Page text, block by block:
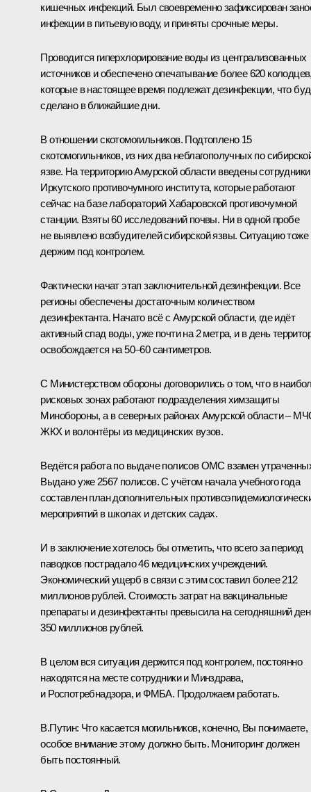
кишечных инфекций. Был своевременно зафиксирован
инфекции в питьевую воду, и приняты срочные меры.
Проводится гиперхлорирование воды из централизованных
источников и обеспечено опечатывание более 620
которые в настоящее время подлежат дезинфекции, что
сделано в ближайшие дни.
В отношении скотомогильников. Подтоплено 15
скотомогильников, из них два неблагополучных по
язве. На территорию Амурской области введены сотрудники
Иркутского противочумного института, которые работают
сейчас на базе лабораторий Хабаровской противочумной
станции. Взяты 60 исследований почвы. Ни в одной пробе
не выявлено возбудителей сибирской язвы. Ситуацию тоже
держим под контролем.
Фактически начат этап заключительной дезинфекции. Все
регионы обеспечены достаточным количеством
дезинфектанта. Начато всё с Амурской области, где идёт
активный спад воды, уже почти на 2 метра, и в день
освобождается на 50–60 сантиметров.
С Министерством обороны договорились о том, что в
рисковых зонах работают подразделения химзащиты
Минобороны, а в северных районах Амурской области –
ЖКХ и волонтёры из медицинских вузов.
Ведётся работа по выдаче полисов ОМС взамен
Выдано уже 2567 полисов. С учётом начала учебного года
составлен план дополнительных
мероприятий в школах и детских садах.
И в заключение хотелось бы отметить, что всего за период
паводков пострадало 46 медицинских учреждений.
Экономический ущерб в связи с этим составил более 212
миллионов рублей. Стоимость затрат на вакцинальные
препараты и дезинфектанты превысила на сегодняшний
350 миллионов рублей.
В целом вся ситуация держится под контролем, постоянно
находятся на месте сотрудники и Минздрава,
и Роспотребнадзора, и ФМБА. Продолжаем работать.
В.Путин: Что касается могильников, конечно, Вы понимаете,
особое внимание этому должно быть. Мониторинг должен
быть постоянный.